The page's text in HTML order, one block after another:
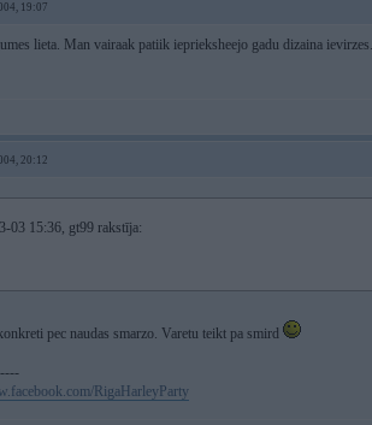
19:07
lieta. Man vairaak patiik ieprieksheejo gadu dizaina ievirzes.
20:12
03 15:36, gt99 rakstīja:
pec naudas smarzo. Varetu teikt pa smird
RigaHarleyParty